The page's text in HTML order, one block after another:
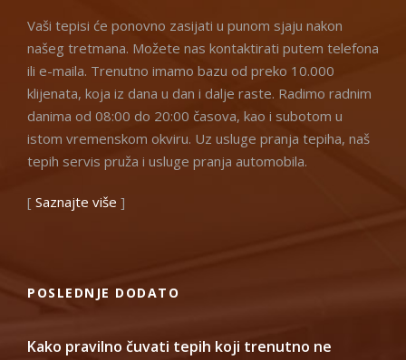
Vaši tepisi će ponovno zasijati u punom sjaju nakon
našeg tretmana. Možete nas kontaktirati putem telefona
ili e-maila. Trenutno imamo bazu od preko 10.000
klijenata, koja iz dana u dan i dalje raste. Radimo radnim
danima od 08:00 do 20:00 časova, kao i subotom u
istom vremenskom okviru. Uz usluge pranja tepiha, naš
tepih servis pruža i usluge pranja automobila.
[ Saznajte više ]
POSLEDNJE DODATO
Kako pravilno čuvati tepih koji trenutno ne